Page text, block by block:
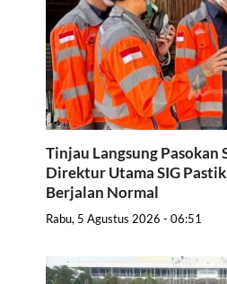
Tinjau Langsung Pasokan
Direktur Utama SIG
Berjalan Normal
Rabu, 5 Agustus 2026 - 06:51